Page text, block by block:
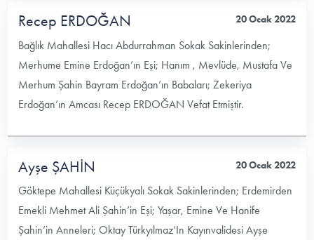
Recep ERDOĞAN 20 Ocak 2022
Bağlık Mahallesi Hacı Abdurrahman Sokak Sakinlerinden;
Merhume Emine Erdoğan’ın Eşi; Hanım , Mevlüde, Mustafa Ve
Merhum Şahin Bayram Erdoğan’ın Babaları; Zekeriya
Erdoğan’ın Amcası Recep ERDOĞAN Vefat Etmiştir.
Ayşe ŞAHİN 20 Ocak 2022
Göktepe Mahallesi Küçükyalı Sokak Sakinlerinden; Erdemirden
Emekli Mehmet Ali Şahin’in Eşi; Yaşar, Emine Ve Hanife
Şahin’in Anneleri; Oktay Türkyılmaz‘In Kayınvalidesi Ayşe